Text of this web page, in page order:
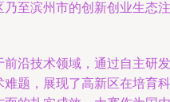
至滨州市的创新创业生态注
沿技术领域，通过自主研发
题，展现了高新区在培育科